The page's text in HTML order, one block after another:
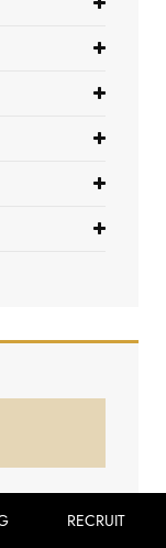
RECRUIT